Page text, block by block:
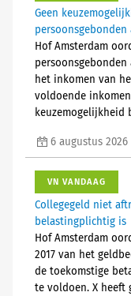
Geen
persoonsgebonden
Hof Amsterdam
het inkomen van
voldoende
keuzemogelijkheid
6 augustus 2026
VN VANDAAG
Collegegeld niet
belastingplichtig is
Hof Amsterdam
2017 van het
de toekomstige
te voldoen. X heeft